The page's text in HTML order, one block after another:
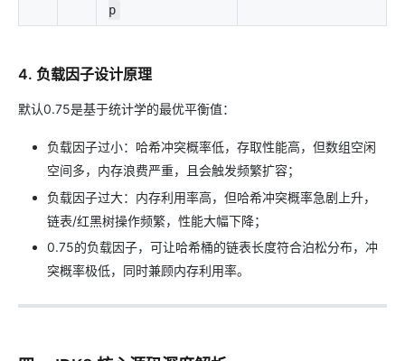
p
4. 负载因子设计原理
默认0.75是基于统计学的最优平衡值：
负载因子过小：哈希冲突概率低，存取性能高，但数组空闲
空间多，内存浪费严重，且会触发频繁扩容；
负载因子过大：内存利用率高，但哈希冲突概率急剧上升，
链表/红黑树操作频繁，性能大幅下降；
0.75的负载因子，可让哈希桶的链表长度符合泊松分布，冲
突概率极低，同时兼顾内存利用率。